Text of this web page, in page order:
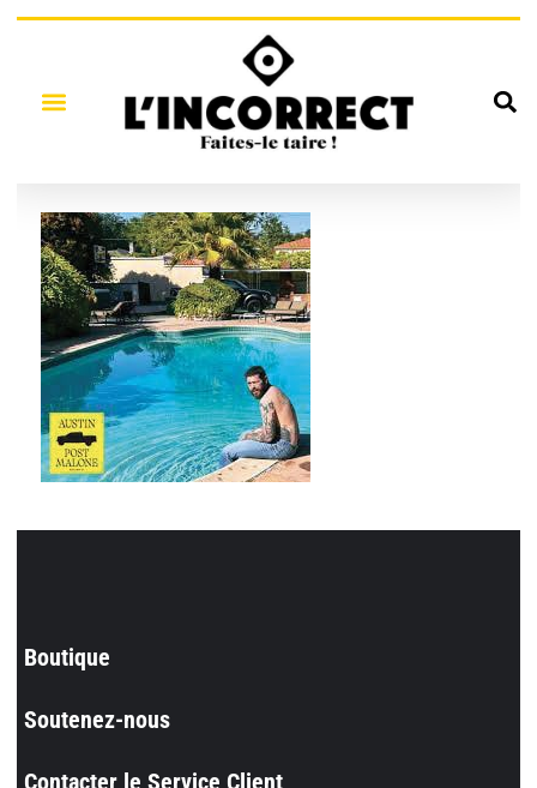
Boutique
Soutenez-nous
Contacter le Service Client